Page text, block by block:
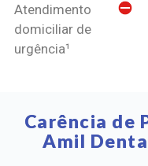
Atendimento
domiciliar de
urgência¹
Carência de
Amil